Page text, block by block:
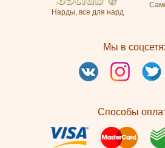
Нарды, все для нард
Мы в
Способы